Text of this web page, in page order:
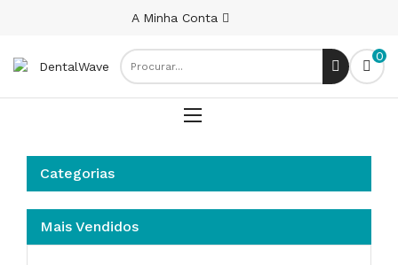
A Minha Conta
0
Categorias
Mais Vendidos